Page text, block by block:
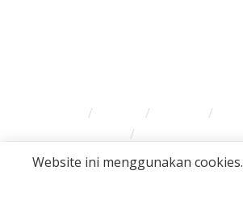
Website ini menggunakan cookies.